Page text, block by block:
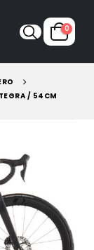
0
/ 54CM